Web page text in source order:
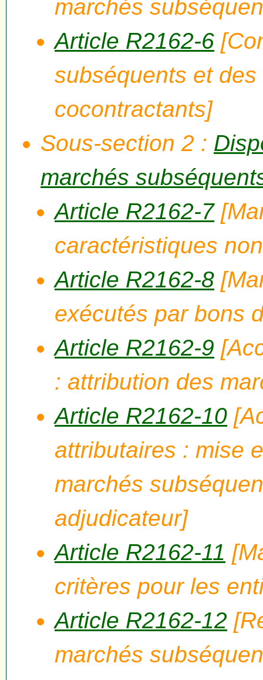
marchés
Article R2162-6
subséquents et
cocontractants]
Sous-section 2 :
marchés
Article R2162-7
caractéristiques
Article R2162-8
exécutés par bons
Article R2162-9
: attribution des
Article R2162-10
attributaires : mise
marchés
adjudicateur]
Article R2162-11
critères pour les
Article R2162-12
marchés